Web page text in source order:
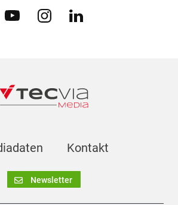
Kontakt
Newsletter